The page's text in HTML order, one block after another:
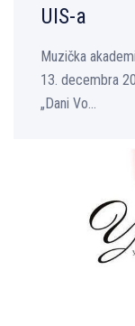
UIS-a
Muzička
13. decembra
„Dani Vo...